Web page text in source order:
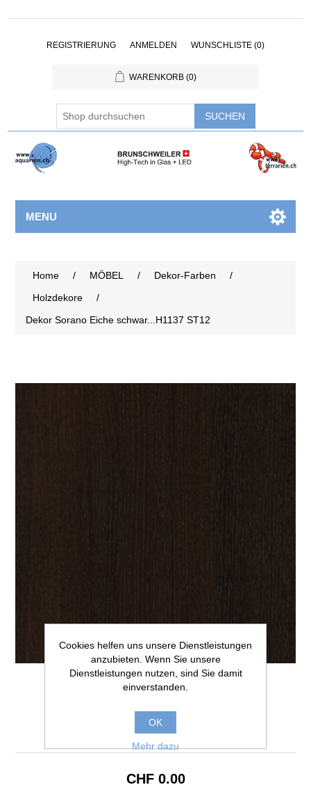
REGISTRIERUNG ANMELDEN WUNSCHLISTE (0)
WARENKORB (0)
MENU
Home / MÖBEL / Dekor-Farben
/
Holzdekore
/
Dekor Sorano Eiche schwar...H1137 ST12
Dekor Sorano Eiche
schwar...H1137 ST12
CHF 0.00
Cookies helfen uns unsere Dienstleistungen
anzubieten. Wenn Sie unsere
Dienstleistungen nutzen, sind Sie damit
einverstanden.
OK
Mehr dazu